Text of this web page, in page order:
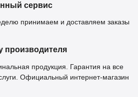
сервис
принимаем и доставляем заказы
производителя
продукция. Гарантия на все
Официальный интернет-магазин